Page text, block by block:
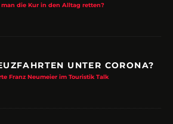
man die Kur in den Alltag retten?
UNTER CORONA?
Franz Neumeier im Touristik Talk